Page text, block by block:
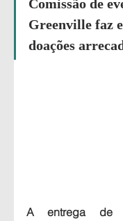
Comissão de
Greenville faz
doações
A entrega de